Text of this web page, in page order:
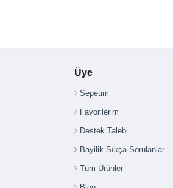
Üye
Sepetim
Favorilerim
Destek Talebi
Bayilik Sıkça Sorulanlar
Tüm Ürünler